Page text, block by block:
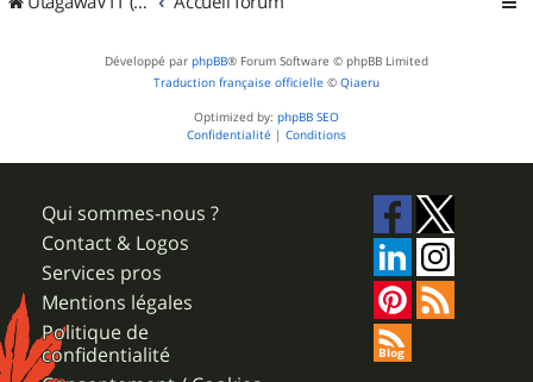
Développé par phpBB® Forum Software © phpBB Limited
Traduction française officielle © Qiaeru
Optimized by: phpBB SEO
Confidentialité | Conditions
Qui sommes-nous ?
Contact & Logos
Services pros
Mentions légales
Politique de
confidentialité